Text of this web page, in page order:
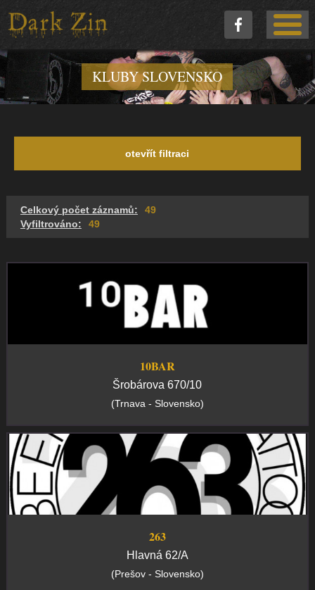
KLUBY SLOVENSKO
otevřít filtraci
Celkový počet záznamů:
49
Vyfiltrováno:
49
10BAR
Šrobárova 670/10
(Trnava - Slovensko)
263
Hlavná 62/A
(Prešov - Slovensko)